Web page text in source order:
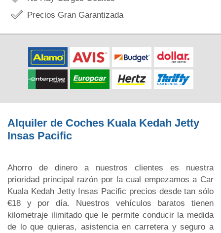
Precios Gran Garantizada
Alquiler de Coches Kuala Kedah Jetty
Insas Pacific
Ahorro de dinero a nuestros clientes es nuestra
prioridad principal razón por la cual empezamos a Car
Kuala Kedah Jetty Insas Pacific precios desde tan sólo
€18 y por día. Nuestros vehículos baratos tienen
kilometraje ilimitado que le permite conducir la medida
de lo que quieras, asistencia en carretera y seguro a